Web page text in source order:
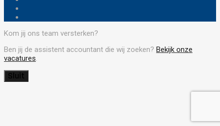
Kom jij ons team versterken?
Ben jij de assistent accountant die wij zoeken? Bekijk onze
vacatures.
Sluit